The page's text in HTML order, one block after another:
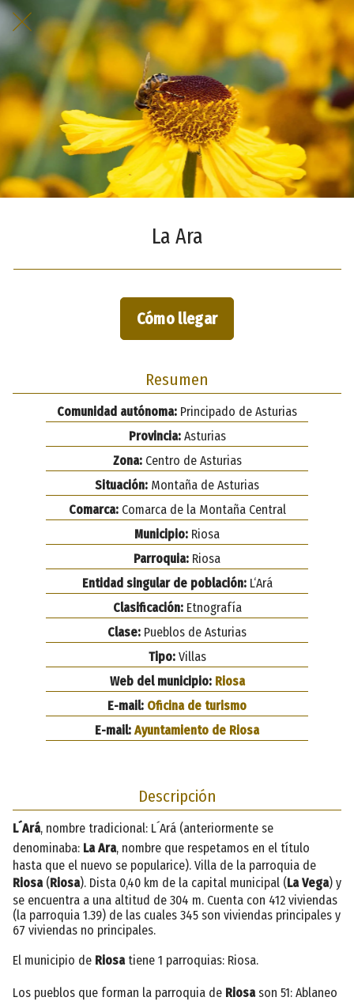
La Ara
Cómo llegar
Resumen
Comunidad autónoma: Principado de Asturias
Provincia:Asturias
Zona:Centro de Asturias
Situación: Montaña de Asturias
Comarca:Comarca de la Montaña Central
Municipio: Riosa
Parroquia: Riosa
Entidad singular de población:L‘Ará
Clasificación:Etnografía
Clase: Pueblos de Asturias
Tipo:Villas
Web del municipio: Riosa
E-mail: Oficina de turismo
E-mail: Ayuntamiento de Riosa
Descripción
L´Ará, nombre tradicional: L´Ará (anteriormente se
denominaba: La Ara, nombre que respetamos en el título
hasta que el nuevo se popularice). Villa de la parroquia de
Riosa(Riosa). Dista 0,40 km de la capital municipal (La Vega) y
se encuentra a una altitud de 304 m. Cuenta con 412 viviendas
(la parroquia 1.39) de las cuales 345 son viviendas principales y
67 viviendas no principales.
El municipio de Riosatiene 1 parroquias: Riosa.
Los pueblos que forman la parroquia de Riosason 51: Ablaneo